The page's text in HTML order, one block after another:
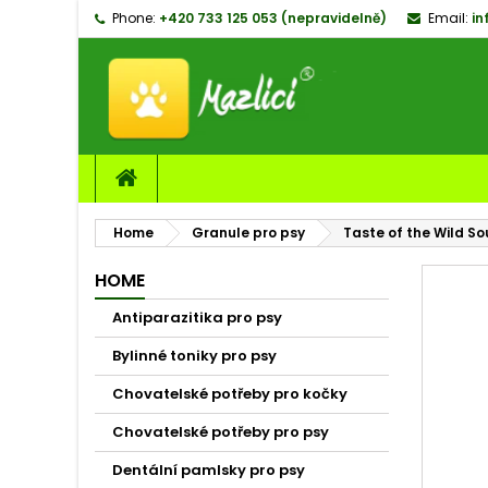
Phone: +420 733 125 053 (nepravidelně) Email:
Home Granule pro psy Taste of the Wild
HOME
Antiparazitika pro psy
Bylinné toniky pro psy
Chovatelské potřeby pro kočky
Chovatelské potřeby pro psy
Dentální pamlsky pro psy